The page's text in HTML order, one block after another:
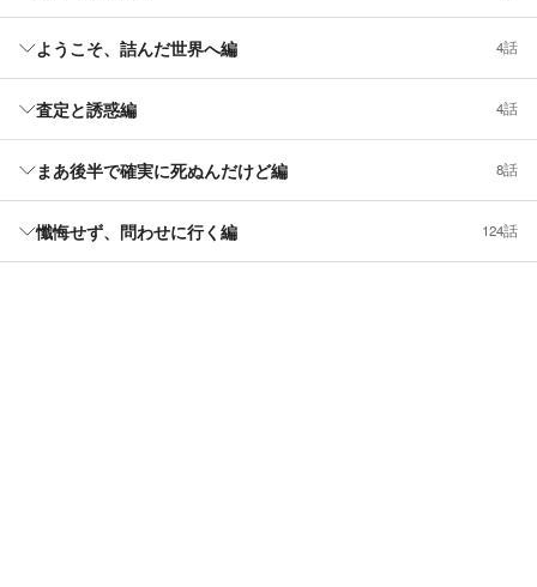
ようこそ、詰んだ世界へ編 4話
査定と誘惑編 4話
まあ後半で確実に死ぬんだけど編 8話
懺悔せず、問わせに行く編 124話